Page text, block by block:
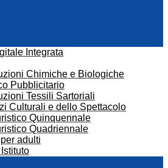
Integrata
Chimiche e Biologiche
Pubblicitario
Tessili Sartoriali
Culturali e dello Spettacolo
Quinquennale
Quadriennale
adulti